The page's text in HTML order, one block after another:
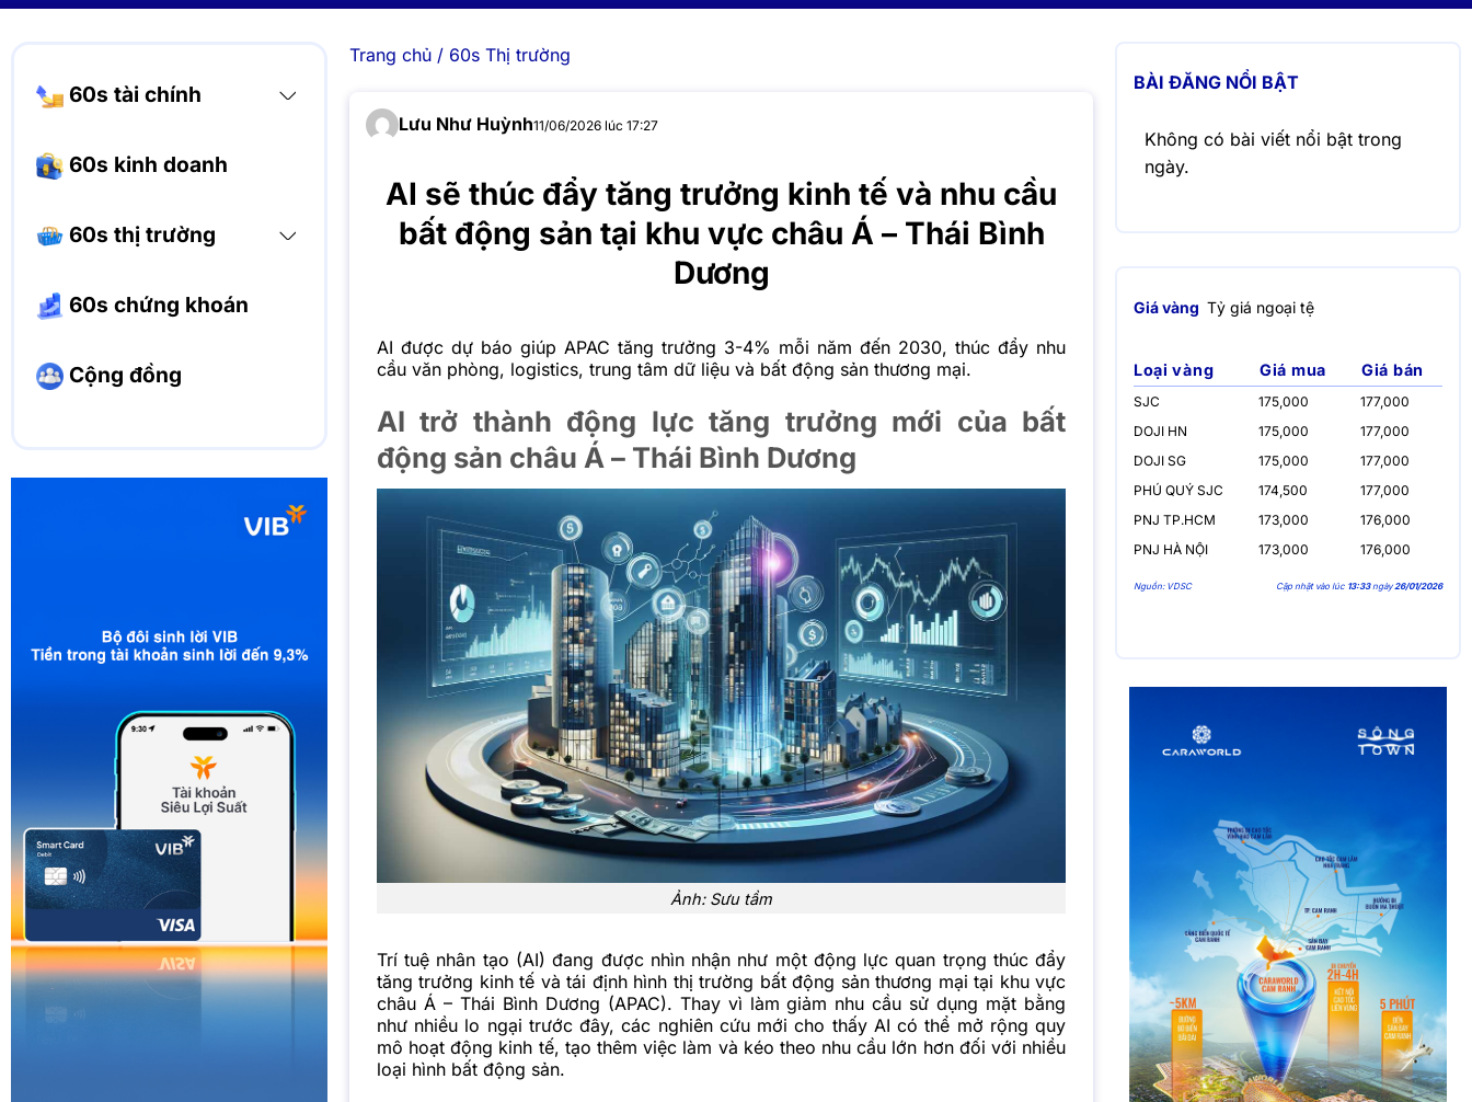
60s tài chính
60s kinh doanh
60s thị trường
60s chứng khoán
Cộng đồng
Trang chủ/ 60s Thị trường
Lưu Như Huỳnh11/06/2026 lúc 17:27
AI sẽ thúc đẩy tăng trưởng kinh tế và nhu cầu
bất động sản tại khu vực châu Á – Thái Bình
Dương
AI được dự báo giúp APAC tăng trưởng 3-4% mỗi năm đến 2030, thúc đẩy nhu
cầu văn phòng, logistics, trung tâm dữ liệu và bất động sản thương mại.
AI trở thành động lực tăng trưởng mới của bất
động sản châu Á – Thái Bình Dương
Ảnh: Sưu tầm
Trí tuệ nhân tạo (AI) đang được nhìn nhận như một động lực quan trọng thúc đẩy
tăng trưởng kinh tế và tái định hình thị trường bất động sản thương mại tại khu vực
châu Á – Thái Bình Dương (APAC). Thay vì làm giảm nhu cầu sử dụng mặt bằng
như nhiều lo ngại trước đây, các nghiên cứu mới cho thấy AI có thể mở rộng quy
mô hoạt động kinh tế, tạo thêm việc làm và kéo theo nhu cầu lớn hơn đối với nhiều
loại hình bất động sản.
BÀI ĐĂNG NỔI BẬT
Không có bài viết nổi bật trong
ngày.
Giá vàng Tỷ giá ngoại tệ
Loại vàng Giá mua Giá bán
SJC 175,000
177,000
DOJI HN
175,000
177,000
DOJI SG
175,000
177,000
PHÚ QUÝ SJC
174,500
177,000
PNJ TP.HCM
173,000
176,000
PNJ HÀ NỘI
173,000 176,000
Nguồn: VDSC Cập nhật vào lúc 13:33ngày26/01/2026